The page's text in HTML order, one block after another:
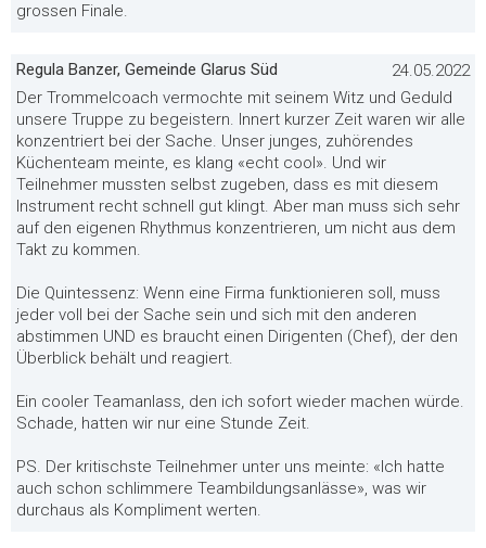
grossen Finale.
Regula Banzer, Gemeinde Glarus Süd
24.05.2022
Der Trommelcoach vermochte mit seinem Witz und Geduld
unsere Truppe zu begeistern. Innert kurzer Zeit waren wir alle
konzentriert bei der Sache. Unser junges, zuhörendes
Küchenteam meinte, es klang «echt cool». Und wir
Teilnehmer mussten selbst zugeben, dass es mit diesem
Instrument recht schnell gut klingt. Aber man muss sich sehr
auf den eigenen Rhythmus konzentrieren, um nicht aus dem
Takt zu kommen.
Die Quintessenz: Wenn eine Firma funktionieren soll, muss
jeder voll bei der Sache sein und sich mit den anderen
abstimmen UND es braucht einen Dirigenten (Chef), der den
Überblick behält und reagiert.
Ein cooler Teamanlass, den ich sofort wieder machen würde.
Schade, hatten wir nur eine Stunde Zeit.
PS. Der kritischste Teilnehmer unter uns meinte: «Ich hatte
auch schon schlimmere Teambildungsanlässe», was wir
durchaus als Kompliment werten.